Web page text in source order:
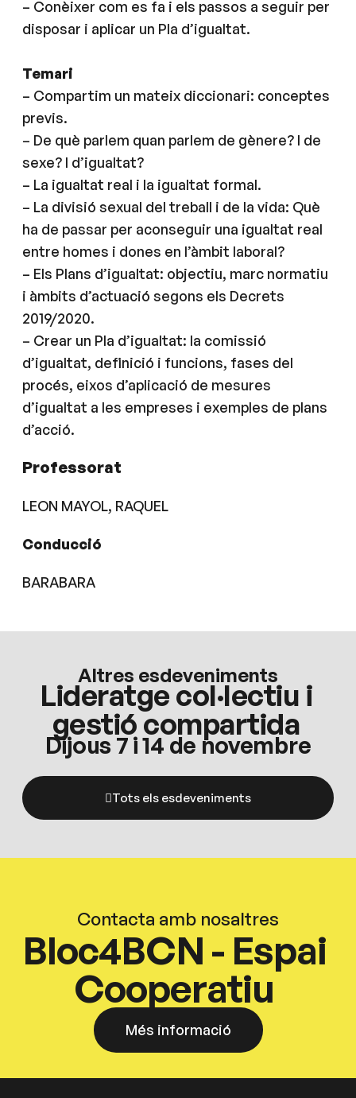
– Conèixer com es fa i els passos a seguir per
disposar i aplicar un Pla d’igualtat.
Temari
– Compartim un mateix diccionari: conceptes
previs.
– De què parlem quan parlem de gènere? I de
sexe? I d’igualtat?
– La igualtat real i la igualtat formal.
– La divisió sexual del treball i de la vida: Què
ha de passar per aconseguir una igualtat real
entre homes i dones en l’àmbit laboral?
– Els Plans d’igualtat: objectiu, marc normatiu
i àmbits d’actuació segons els Decrets
2019/2020.
– Crear un Pla d’igualtat: la comissió
d’igualtat, definició i funcions, fases del
procés, eixos d’aplicació de mesures
d’igualtat a les empreses i exemples de plans
d’acció.
Professorat
LEON MAYOL, RAQUEL
Conducció
BARABARA
Altres esdeveniments
Lideratge col·lectiu i
gestió compartida
Dijous 7 i 14 de novembre
Tots els esdeveniments
Contacta amb nosaltres
Bloc4BCN - Espai
Cooperatiu
Més informació